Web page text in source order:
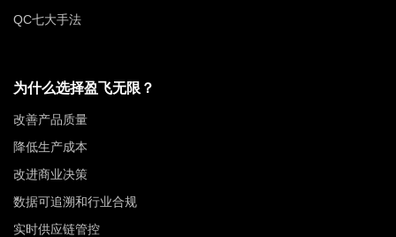
QC七大手法
为什么选择盈飞无限？
改善产品质量
降低生产成本
改进商业决策
数据可追溯和行业合规
实时供应链管控